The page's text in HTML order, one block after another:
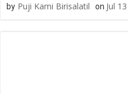
by Puji Kami Birisalatil on Jul 13